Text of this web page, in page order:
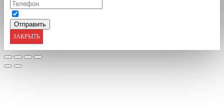
ЗАКРЫТЬ